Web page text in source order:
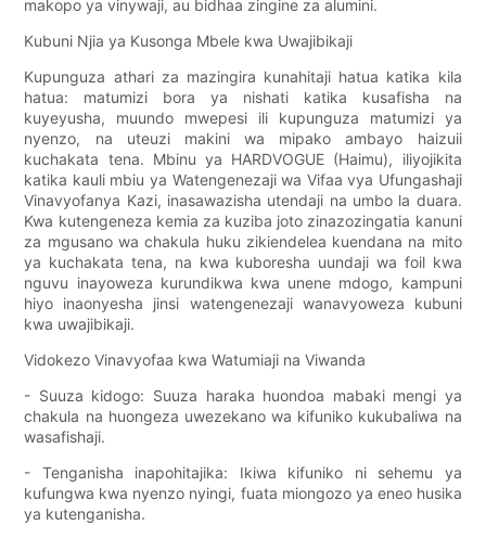
makopo ya vinywaji, au bidhaa zingine za alumini.
Kubuni Njia ya Kusonga Mbele kwa Uwajibikaji
Kupunguza athari za mazingira kunahitaji hatua katika kila
hatua: matumizi bora ya nishati katika kusafisha na
kuyeyusha, muundo mwepesi ili kupunguza matumizi ya
nyenzo, na uteuzi makini wa mipako ambayo haizuii
kuchakata tena. Mbinu ya HARDVOGUE (Haimu), iliyojikita
katika kauli mbiu ya Watengenezaji wa Vifaa vya Ufungashaji
Vinavyofanya Kazi, inasawazisha utendaji na umbo la duara.
Kwa kutengeneza kemia za kuziba joto zinazozingatia kanuni
za mgusano wa chakula huku zikiendelea kuendana na mito
ya kuchakata tena, na kwa kuboresha uundaji wa foil kwa
nguvu inayoweza kurundikwa kwa unene mdogo, kampuni
hiyo inaonyesha jinsi watengenezaji wanavyoweza kubuni
kwa uwajibikaji.
Vidokezo Vinavyofaa kwa Watumiaji na Viwanda
- Suuza kidogo: Suuza haraka huondoa mabaki mengi ya
chakula na huongeza uwezekano wa kifuniko kukubaliwa na
wasafishaji.
- Tenganisha inapohitajika: Ikiwa kifuniko ni sehemu ya
kufungwa kwa nyenzo nyingi, fuata miongozo ya eneo husika
ya kutenganisha.